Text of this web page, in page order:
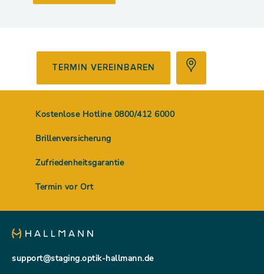
TERMIN VEREINBAREN
Kostenlose Hotline 0800/412 6000
Brillenversicherung
Zufriedenheitsgarantie
Termin vor Ort
support@staging.optik-hallmann.de